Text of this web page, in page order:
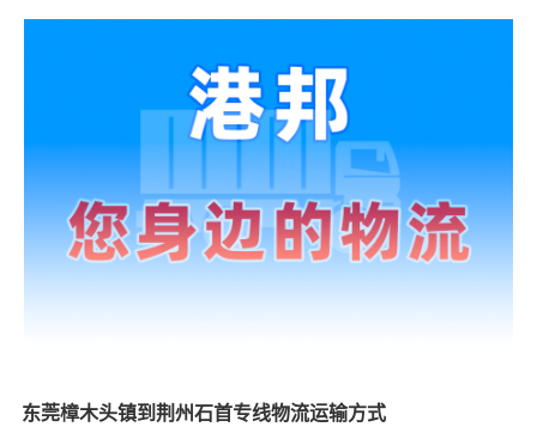
东莞樟木头镇到荆州石首专线物流运输方式